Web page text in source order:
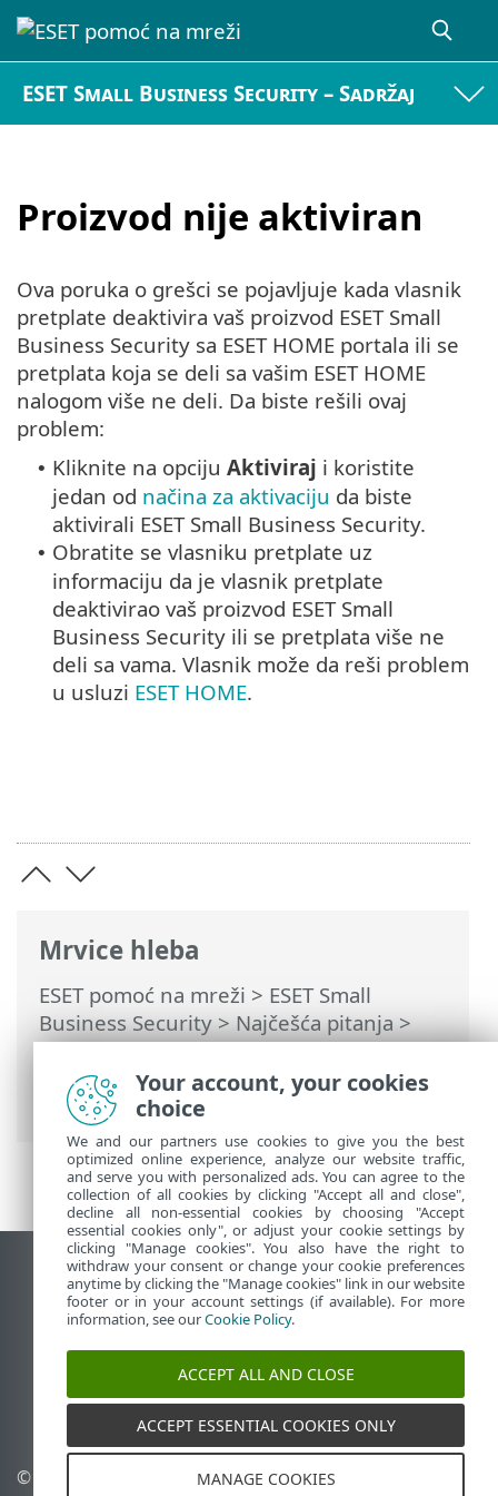
ESET Small Business Security – Sadržaj
Proizvod nije aktiviran
Mrvice hleba
ESET pomoć na mreži > ESET Small
Business Security>Najčešća pitanja>
Kako rešiti problem deaktivacije
proizvoda sa usluge ESET HOME>
Proizvod nije aktiviran
Ova poruka o grešci se pojavljuje kada vlasnik
pretplate deaktivira vaš proizvod ESET Small
Business Security sa ESET HOME portala ili se
pretplata koja se deli sa vašim ESET HOME
nalogom više ne deli. Da biste rešili ovaj
problem:
• Kliknite na opciju Aktiviraj i koristite
jedan od načina za aktivaciju da biste
aktivirali ESET Small Business Security.
• Obratite se vlasniku pretplate uz
informaciju da je vlasnik pretplate
deaktivirao vaš proizvod ESET Small
Business Security ili se pretplata više ne
deli sa vama. Vlasnik može da reši problem
u usluzi ESET HOME.
Prikaži lokaciju za računare
End of Life
ESET Forum
ESET baza znanja
ESET Status Portal
Regionalna podrška
© 1992 - 2026 ESET, spol. s
Upravljanje kolačićima
Your account, your cookies
choice
We and our partners use cookies to give you the best
optimized online experience, analyze our website traffic,
and serve you with personalized ads. You can agree to the
collection of all cookies by clicking "Accept all and close",
decline all non-essential cookies by choosing "Accept
essential cookies only", or adjust your cookie settings by
clicking "Manage cookies". You also have the right to
withdraw your consent or change your cookie preferences
anytime by clicking the "Manage cookies" link in our website
footer or in your account settings (if available). For more
information, see ourCookie Policy.
ACCEPT ALL AND CLOSE
ACCEPT ESSENTIAL COOKIES ONLY
MANAGE COOKIES